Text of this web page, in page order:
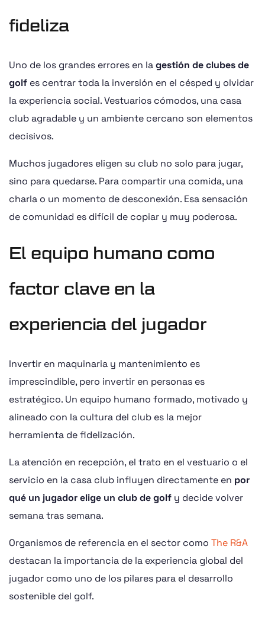
fideliza
Uno de los grandes errores en lagestión de clubes de
golf es centrar toda la inversión en el césped y olvidar
la experiencia social. Vestuarios cómodos, una casa
club agradable y un ambiente cercano son elementos
decisivos.
Muchos jugadores eligen su club no solo para jugar,
sino para quedarse. Para compartir una comida, una
charla o un momento de desconexión. Esa sensación
de comunidad es difícil de copiar y muy poderosa.
El equipo humano como
factor clave en la
experiencia del jugador
Invertir en maquinaria y mantenimiento es
imprescindible, pero invertir en personas es
estratégico. Un equipo humano formado, motivado y
alineado con la cultura del club es la mejor
herramienta de fidelización.
La atención en recepción, el trato en el vestuario o el
servicio en la casa club influyen directamente en por
qué un jugador elige un club de golf y decide volver
semana tras semana.
Organismos de referencia en el sector como The R&A
destacan la importancia de la experiencia global del
jugador como uno de los pilares para el desarrollo
sostenible del golf.